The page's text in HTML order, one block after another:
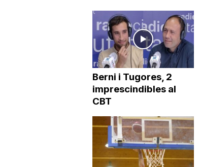
Berni i Tugores, 2
imprescindibles al
CBT